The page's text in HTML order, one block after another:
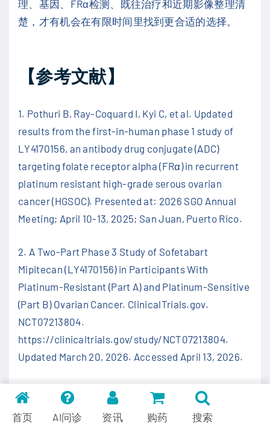
理、基因、FRα检测、既往治疗和近期影像整理清
楚，才有机会在有限时间里找到更合适的选择。
【参考文献】
1. Pothuri B, Ray-Coquard I, Kyi C, et al. Updated
results from the first-in-human phase 1 study of
LY4170156, an antibody drug conjugate (ADC)
targeting folate receptor alpha (FRα) in recurrent
platinum resistant high-grade serous ovarian
cancer (HGSOC). Presented at: 2026 SGO Annual
Meeting; April 10-13, 2025; San Juan, Puerto Rico.
2. A Two-Part Phase 3 Study of Sofetabart
Mipitecan (LY4170156) in Participants With
Platinum-Resistant (Part A) and Platinum-Sensitive
(Part B) Ovarian Cancer. ClinicalTrials.gov.
NCT07213804.
https://clinicaltrials.gov/study/NCT07213804.
Updated March 20, 2026. Accessed April 13, 2026.
200￥抵扣券
首页 AI问诊 资讯 购药 搜索